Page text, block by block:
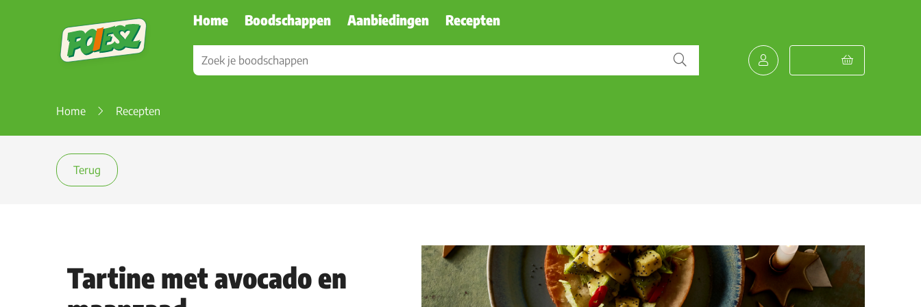
Home Boodschappen Aanbiedingen Recepten
Home Recepten
Terug
Tartine met avocado en